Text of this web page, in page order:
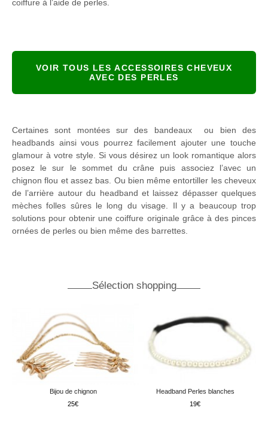
coiffure à l’aide de perles.
VOIR TOUS LES ACCESSOIRES CHEVEUX
AVEC DES PERLES
Certaines sont montées sur des bandeaux ou bien des
headbands ainsi vous pourrez facilement ajouter une touche
glamour à votre style. Si vous désirez un look romantique alors
posez le sur le sommet du crâne puis associez l’avec un
chignon flou et assez bas. Ou bien même entortiller les cheveux
de l’arrière autour du headband et laissez dépasser quelques
mèches folles sûres le long du visage. Il y a beaucoup trop
solutions pour obtenir une coiffure originale grâce à des pinces
ornées de perles ou bien même des barrettes.
Sélection shopping
Bijou de chignon
25
Headband Perles blanches
19